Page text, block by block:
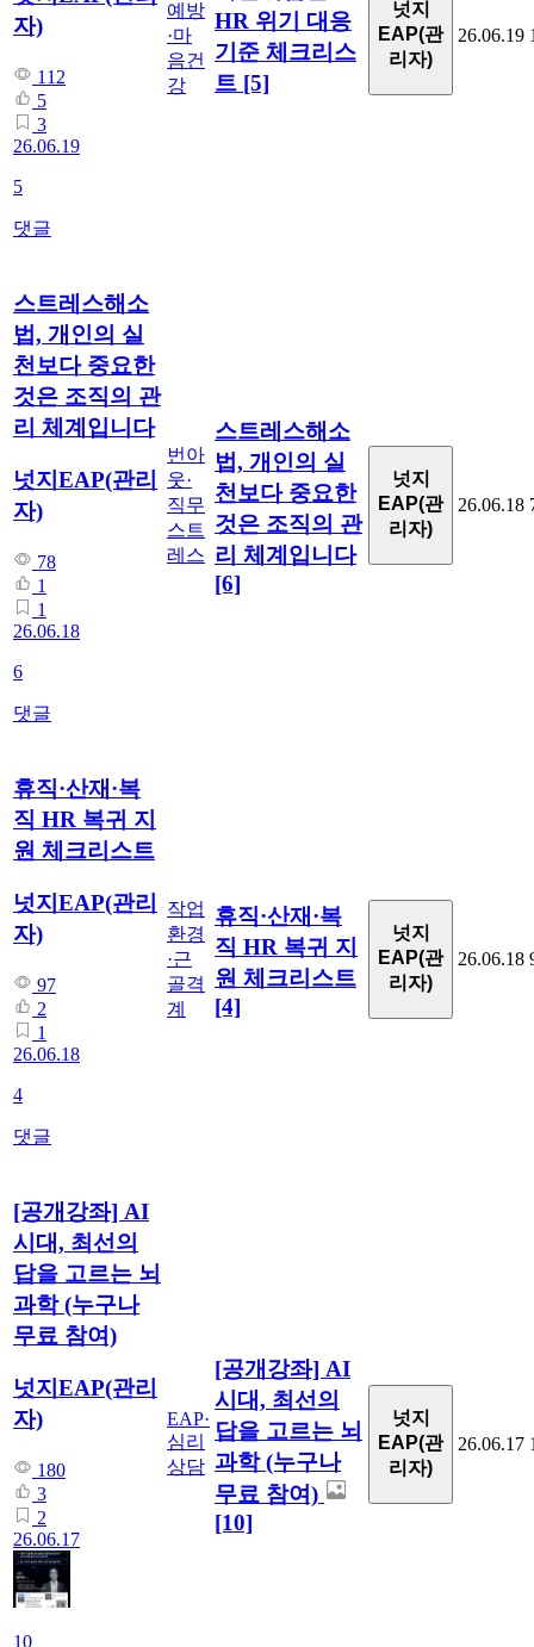
자)
112
5
3
26.06.19
5
댓글
예방
·마
음건
강
HR 위기 대응
기준 체크리스
트 [5]
넛지
EAP(관
리자)
26.06.19
스트레스해소
법, 개인의 실
천보다 중요한
것은 조직의 관
리 체계입니다
넛지EAP(관리
자)
78
1
1
26.06.18
6
댓글
번아
웃·
직무
스트
레스
스트레스해소
법, 개인의 실
천보다 중요한
것은 조직의 관
리 체계입니다
[6]
넛지
EAP(관
리자)
26.06.18
휴직·산재·복
직 HR 복귀 지
원 체크리스트
넛지EAP(관리
자)
97
2
1
26.06.18
4
댓글
작업
환경
·근
골격
계
휴직·산재·복
직 HR 복귀 지
원 체크리스트
[4]
넛지
EAP(관
리자)
26.06.18
[공개강좌] AI
시대, 최선의
답을 고르는 뇌
과학 (누구나
무료 참여)
넛지EAP(관리
자)
180
3
2
26.06.17
10
EAP·
심리
상담
[공개강좌] AI
시대, 최선의
답을 고르는 뇌
과학 (누구나
무료 참여)
[10]
넛지
EAP(관
리자)
26.06.17